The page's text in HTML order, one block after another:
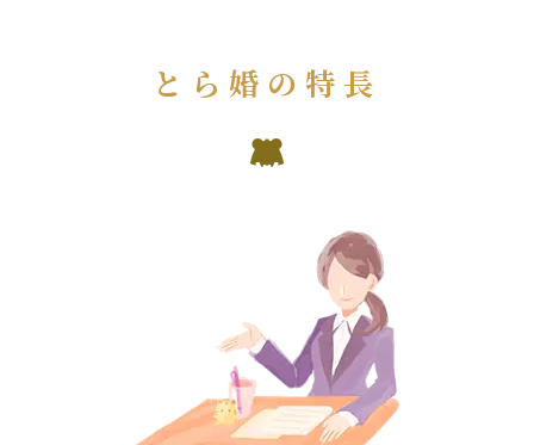
とら婚の特長